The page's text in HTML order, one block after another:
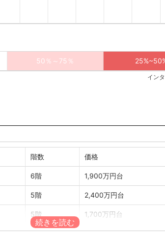
50％～75％
イン
階数 価格
6階 1,900万円台
5階 2,400万円台
5階 1,700万円台